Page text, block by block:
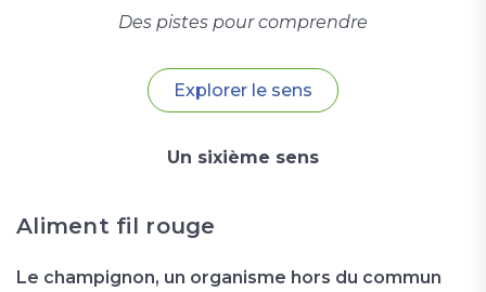
Des pistes pour comprendre
Explorer le sens
Un sixième sens
Aliment fil rouge
Le champignon, un organisme hors du commun